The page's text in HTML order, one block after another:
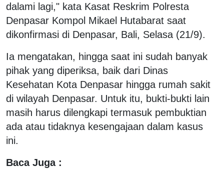
dalami lagi," kata Kasat Reskrim Polresta
Denpasar Kompol Mikael Hutabarat saat
dikonfirmasi di Denpasar, Bali, Selasa (21/9).
Ia mengatakan, hingga saat ini sudah banyak
pihak yang diperiksa, baik dari Dinas
Kesehatan Kota Denpasar hingga rumah sakit
di wilayah Denpasar. Untuk itu, bukti-bukti lain
masih harus dilengkapi termasuk pembuktian
ada atau tidaknya kesengajaan dalam kasus
ini.
Baca Juga :